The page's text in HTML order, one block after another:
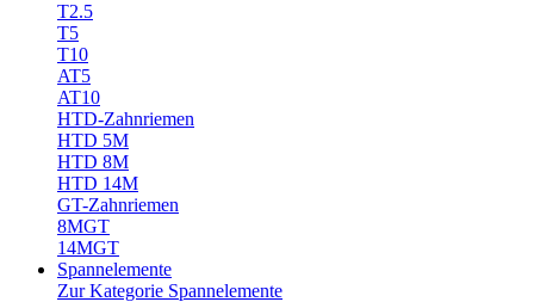
T2.5
T5
T10
AT5
AT10
HTD-Zahnriemen
HTD 5M
HTD 8M
HTD 14M
GT-Zahnriemen
8MGT
14MGT
Spannelemente
Zur Kategorie Spannelemente